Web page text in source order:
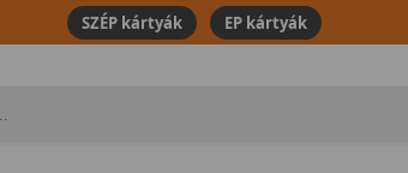
SZÉP kártyák EP kártyák